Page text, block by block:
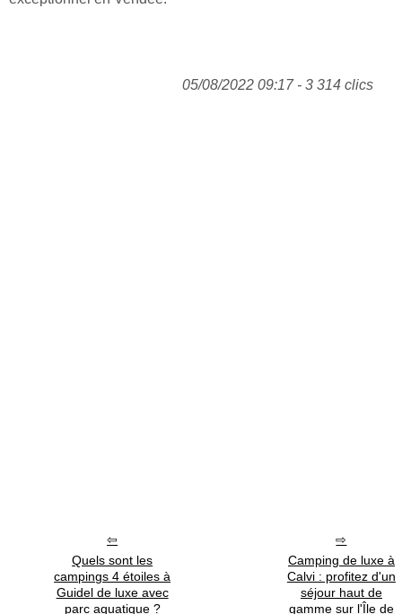
05/08/2022 09:17 - 3 314 clics
Quels sont les
campings 4 étoiles à
Guidel de luxe avec
parc aquatique ?
Camping de luxe à
Calvi : profitez d'un
séjour haut de
gamme sur l'Île de